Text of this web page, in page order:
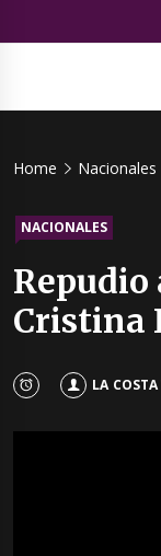
Home Nacionales
NACIONALES
Repudio
Cristina
LA